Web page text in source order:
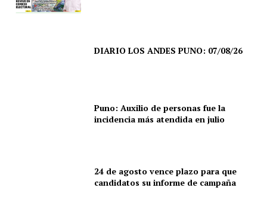
DIARIO LOS ANDES PUNO: 07/08/26
Puno: Auxilio de personas fue la
incidencia más atendida en julio
24 de agosto vence plazo para que
candidatos su informe de campaña